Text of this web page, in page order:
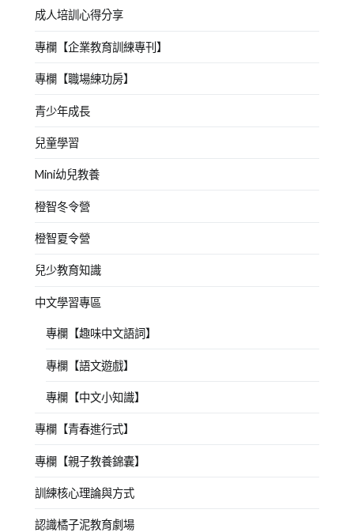
成人培訓心得分享
專欄【企業教育訓練專刊】
專欄【職場練功房】
青少年成長
兒童學習
Mini幼兒教養
橙智冬令營
橙智夏令營
兒少教育知識
中文學習專區
專欄【趣味中文語詞】
專欄【語文遊戲】
專欄【中文小知識】
專欄【青春進行式】
專欄【親子教養錦囊】
訓練核心理論與方式
認識橘子泥教育劇場